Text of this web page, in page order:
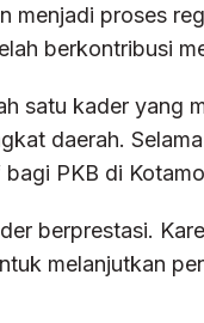
menjadi proses
berkontribusi
satu kader yang
daerah.
PKB di
berprestasi.
melanjutkan